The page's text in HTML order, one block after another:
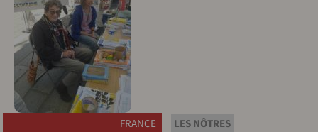
FRANCE LES NÔTRES